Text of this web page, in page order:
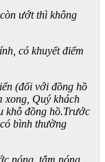
ướt thì không
có khuyết điểm
(đối với đồng hồ
xong, Quý khách
khô đồng hồ.Trước
bình thường